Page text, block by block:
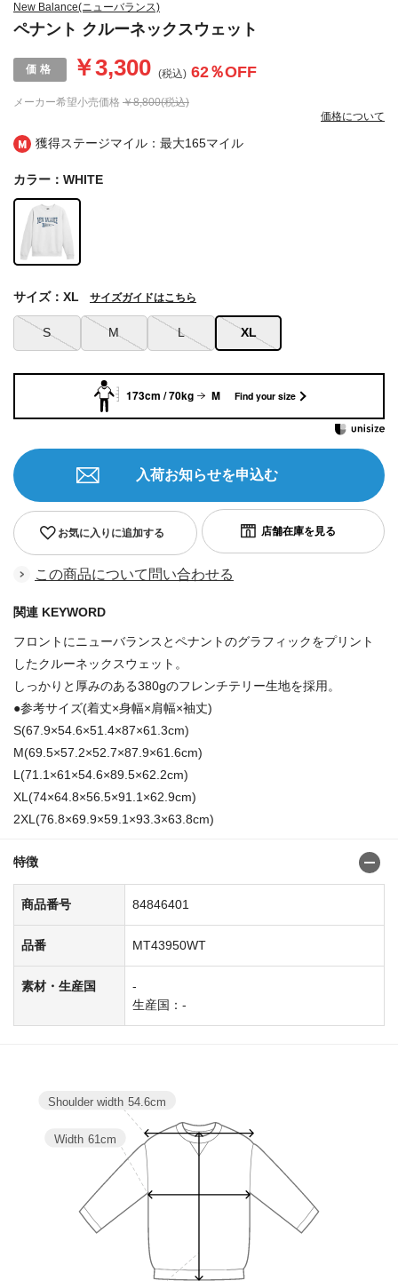
獲得ステージマイル：最大165マイル
New Balance(ニューバランス)
ペナント クルーネックスウェット
メーカー希望小売価格 ￥8,800(税込)
￥3,300 (税込) 62％OFF
価格について
カラー：WHITE
S M L XL
サイズ：XL サイズガイドはこちら
お気に入りに追加する
入荷お知らせを申込む
この商品について問い合わせる
関連 KEYWORD
フロントにニューバランスとペナントのグラフィックをプリント
したクルーネックスウェット。
しっかりと厚みのある380gのフレンチテリー生地を採用。
●参考サイズ(着丈×身幅×肩幅×袖丈)
S(67.9×54.6×51.4×87×61.3cm)
M(69.5×57.2×52.7×87.9×61.6cm)
L(71.1×61×54.6×89.5×62.2cm)
XL(74×64.8×56.5×91.1×62.9cm)
2XL(76.8×69.9×59.1×93.3×63.8cm)
特徴
商品番号 84846401
品番 MT43950WT
素材・生産国
-
生産国：-
173cm / 70kg M Find your size
Width 61cm
Shoulder width 54.6cm